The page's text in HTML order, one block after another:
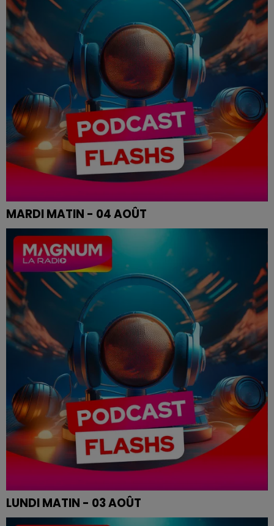
MARDI MATIN - 04 AOÛT
Les infos de ce mardi matin.
LUNDI MATIN - 03 AOÛT
Les infos de ce lundi matin.